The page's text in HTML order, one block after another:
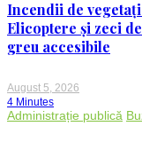
Incendii de
Elicoptere și zeci
greu accesibile
August 5, 2026
4 Minutes
Administrație publică